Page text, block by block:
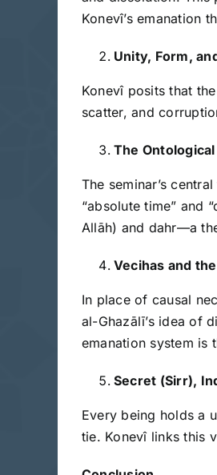
Konevî’s emanation
Unity, Form,
Konevî posits that
scatter, and
The
The seminar’s
“absolute time” and
Allāh) and dahr—a
Vecihas and
In place of causal
al-Ghazālī’s idea of
emanation system is
Secret (Sirr),
Every being holds a
tie. Konevî links this